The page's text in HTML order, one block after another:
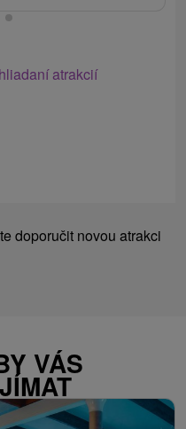
atrakcií
doporučit novou atrakci
VÁS